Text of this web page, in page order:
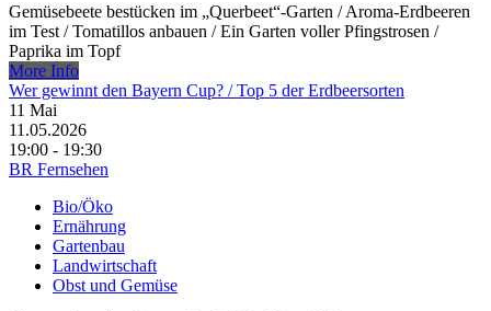
Gemüsebeete bestücken im „Querbeet“-Garten /​ Aroma-Erdbeeren
im Test /​ Tomatillos anbauen /​ Ein Garten voller Pfingstrosen /​
Paprika im Topf
More Info
Wer gewinnt den Bayern Cup? /​ Top 5 der Erdbeersorten
11 Mai
11.05.2026
19:00 - 19:30
BR Fernsehen
Bio/Öko
Ernährung
Gartenbau
Landwirtschaft
Obst und Gemüse